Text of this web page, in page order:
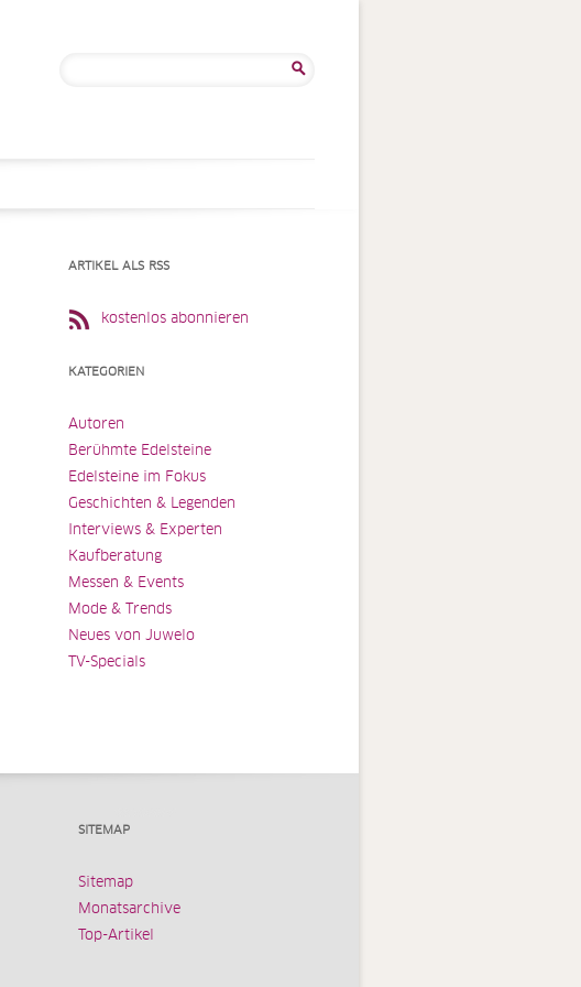
ARTIKEL ALS RSS
kostenlos abonnieren
KATEGORIEN
Autoren
Berühmte Edelsteine
Edelsteine im Fokus
Geschichten & Legenden
Interviews & Experten
Kaufberatung
Messen & Events
Mode & Trends
Neues von Juwelo
TV-Specials
SITEMAP
Sitemap
Monatsarchive
Top-Artikel